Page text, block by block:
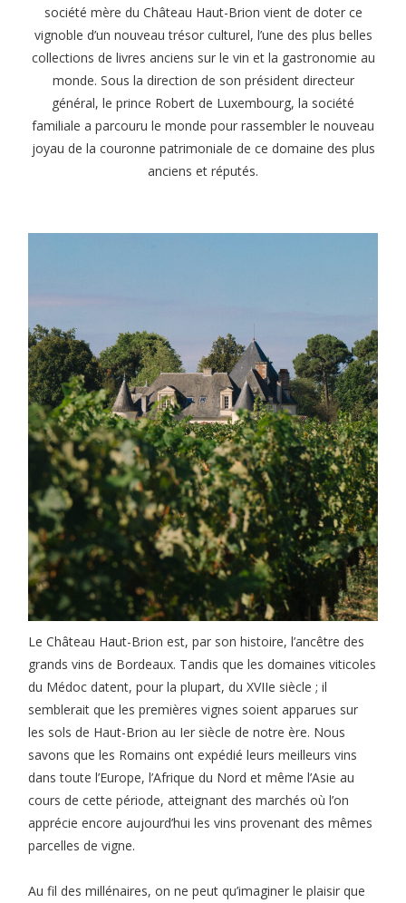
société mère du Château Haut-Brion vient de doter ce
vignoble d’un nouveau trésor culturel, l’une des plus belles
collections de livres anciens sur le vin et la gastronomie au
monde. Sous la direction de son président directeur
général, le prince Robert de Luxembourg, la société
familiale a parcouru le monde pour rassembler le nouveau
joyau de la couronne patrimoniale de ce domaine des plus
anciens et réputés.
Le Château Haut-Brion est, par son histoire, l’ancêtre des
grands vins de Bordeaux. Tandis que les domaines viticoles
du Médoc datent, pour la plupart, du XVIIe siècle ; il
semblerait que les premières vignes soient apparues sur
les sols de Haut-Brion au Ier siècle de notre ère. Nous
savons que les Romains ont expédié leurs meilleurs vins
dans toute l’Europe, l’Afrique du Nord et même l’Asie au
cours de cette période, atteignant des marchés où l’on
apprécie encore aujourd’hui les vins provenant des mêmes
parcelles de vigne.
Au fil des millénaires, on ne peut qu’imaginer le plaisir que